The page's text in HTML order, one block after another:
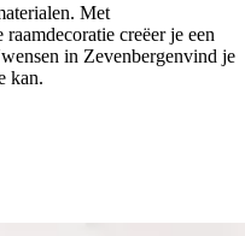
Met
creëer je een
in Zevenbergenvind je
kan.